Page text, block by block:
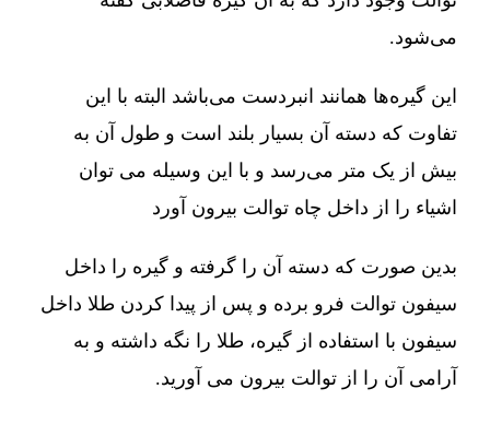
می‌شود.
این گیره‌ها همانند انبردست می‌باشد البته با این
تفاوت که دسته آن بسیار بلند است و طول آن به
بیش از یک متر می‌رسد و با این وسیله می توان
اشیاء را از داخل چاه توالت بیرون آورد
بدین صورت که دسته آن را گرفته و گیره را داخل
سیفون توالت فرو برده و پس از پیدا کردن طلا داخل
سیفون با استفاده از گیره، طلا را نگه داشته و به
آرامی آن را از توالت بیرون می آورید.